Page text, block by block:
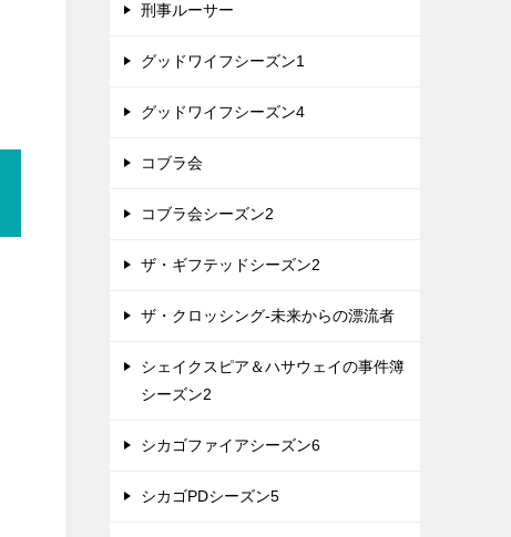
刑事ルーサー
グッドワイフシーズン1
グッドワイフシーズン4
コブラ会
コブラ会シーズン2
ザ・ギフテッドシーズン2
ザ・クロッシング-未来からの漂流者
シェイクスピア＆ハサウェイの事件簿
シーズン2
シカゴファイアシーズン6
シカゴPDシーズン5